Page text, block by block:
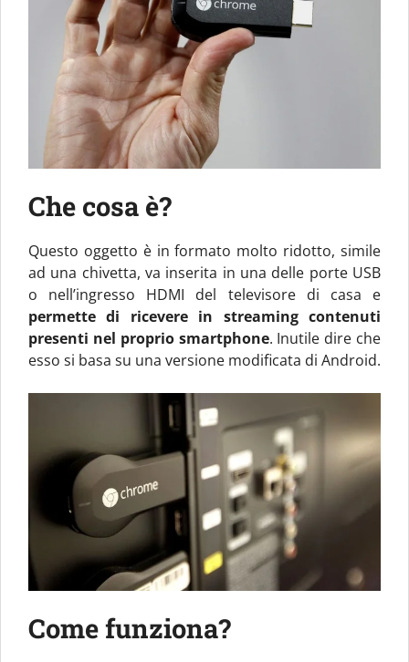
Che cosa è?
Questo oggetto è in formato molto ridotto, simile
ad una chivetta, va inserita in una delle porte USB
o nell’ingresso HDMI del televisore di casa e
permette di ricevere in streaming contenuti
presenti nel proprio smartphone. Inutile dire che
esso si basa su una versione modificata di Android.
Come funziona?